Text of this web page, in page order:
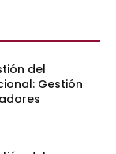
del
Gestión